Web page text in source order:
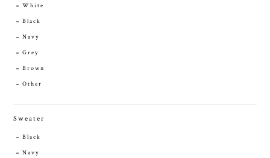
White
Black
Navy
Grey
Brown
Other
Sweater
Black
Navy